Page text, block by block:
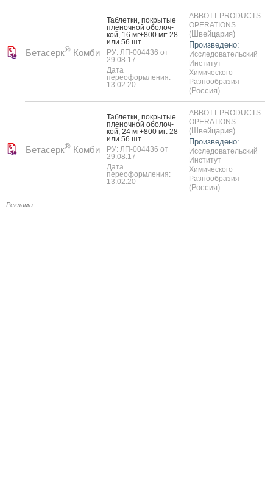
Бетасерк® Комби
Таб­летки, пок­ры­тые
пле­ноч­ной обо­лоч­
кой, 16 мг+800 мг: 28
или 56 шт.
РУ: ЛП-004436 от
29.08.17
Дата
переоформления:
13.02.20
ABBOTT PRODUCTS
OPERATIONS
(Швейцария)
Произведено:
Исследовательский
Институт
Химического
Разнообразия
(Россия)
Бетасерк® Комби
Таб­летки, пок­ры­тые
пле­ноч­ной обо­лоч­
кой, 24 мг+800 мг: 28
или 56 шт.
РУ: ЛП-004436 от
29.08.17
Дата
переоформления:
13.02.20
ABBOTT PRODUCTS
OPERATIONS
(Швейцария)
Произведено:
Исследовательский
Институт
Химического
Разнообразия
(Россия)
Реклама